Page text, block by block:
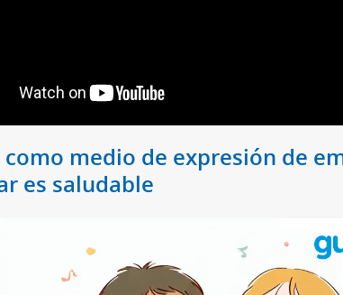
medio de expresión de
es saludable